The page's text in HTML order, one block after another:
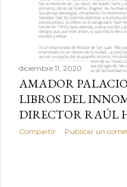
diciembre 11, 2020
AMADOR
LIBROS DEL
DIRECTOR RAÚL
Compartir Publicar un